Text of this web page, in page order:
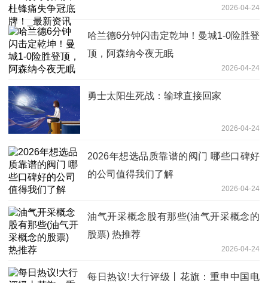
2026-04-24
哈兰德6分钟闪击定乾坤！曼城1-0险胜登
顶，阿森纳今夜无眠
2026-04-24
勇士太阳生死战：输球直接回家
2026-04-24
2026年想选品质靠谱的阀门 哪些口碑好
的公司值得我们了解
2026-04-24
油气开采概念股有那些(油气开采概念的
股票) 热推荐
2026-04-24
每日热议!大行评级丨花旗：重申中国电